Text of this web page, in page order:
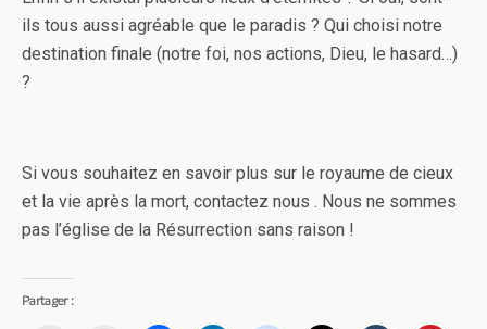
ils tous aussi agréable que le paradis ? Qui choisi notre
destination finale (notre foi, nos actions, Dieu, le hasard…)
?
Si vous souhaitez en savoir plus sur le royaume de cieux
et la vie après la mort, contactez nous . Nous ne sommes
pas l’église de la Résurrection sans raison !
Partager :